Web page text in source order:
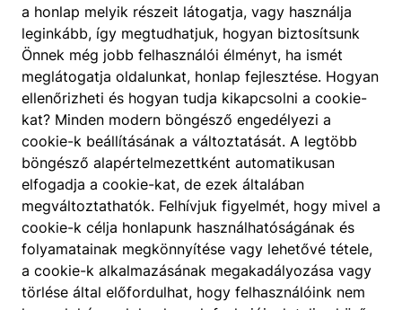
404 A keresett oldal nem található .
a honlap melyik részeit látogatja, vagy használja
leginkább, így megtudhatjuk, hogyan biztosítsunk
Önnek még jobb felhasználói élményt, ha ismét
meglátogatja oldalunkat, honlap fejlesztése. Hogyan
ellenőrizheti és hogyan tudja kikapcsolni a cookie-
kat? Minden modern böngésző engedélyezi a
cookie-k beállításának a változtatását. A legtöbb
böngésző alapértelmezettként automatikusan
elfogadja a cookie-kat, de ezek általában
megváltoztathatók. Felhívjuk figyelmét, hogy mivel a
cookie-k célja honlapunk használhatóságának és
folyamatainak megkönnyítése vagy lehetővé tétele,
a cookie-k alkalmazásának megakadályozása vagy
törlése által előfordulhat, hogy felhasználóink nem